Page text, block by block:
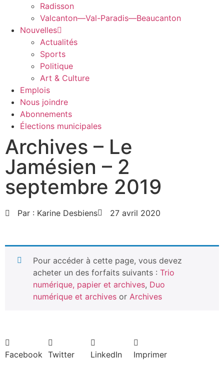
Radisson
Valcanton—Val-Paradis—Beaucanton
Nouvelles
Actualités
Sports
Politique
Art & Culture
Emplois
Nous joindre
Abonnements
Élections municipales
Archives – Le
Jamésien – 2
septembre 2019
Par : Karine Desbiens 27 avril 2020
Pour accéder à cette page, vous devez
acheter un des forfaits suivants : Trio
numérique, papier et archives, Duo
numérique et archives or Archives
Facebook Twitter LinkedIn Imprimer